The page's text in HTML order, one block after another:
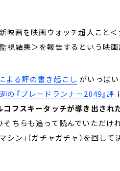
映画を映画ウォッチ超人こと
視結果＞を報告するという映画
よる評の書き起こし がいっぱ
の『ブレードランナー2049』評
コフスキータッチが導き出され
ちらも追って読んでいただけ
シン」（ガチャガチャ）を回し